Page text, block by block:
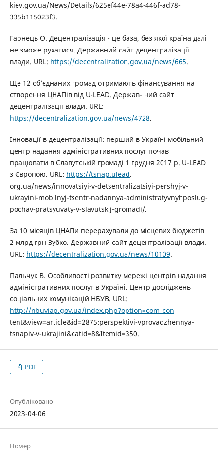
kiev.gov.ua/News/Details/625ef44e-78a4-446f-ad78-
335b115023f3.
Гарнець О. Децентралізація - це база, без якої країна далі
не зможе рухатися. Державний сайт децентралізації
влади. URL: https://decentralization.gov.ua/news/665.
Ще 12 об’єднаних громад отримають фінансування на
створення ЦНАПів від U-LEAD. Держав- ний сайт
децентралізації влади. URL:
https://decentralization.gov.ua/news/4728.
Інновації в децентралізації: перший в Україні мобільний
центр надання адміністративних послуг почав
працювати в Славутській громаді 1 грудня 2017 р. U-LEAD
з Європою. URL: https://tsnap.ulead.
org.ua/news/innovatsiyi-v-detsentralizatsiyi-pershyj-v-
ukrayini-mobilnyj-tsentr-nadannya-administratyvnyhposlug-
pochav-pratsyuvaty-v-slavutskij-gromadi/.
За 10 місяців ЦНАПи перерахували до місцевих бюджетів
2 млрд грн Зубко. Державний сайт децентралізації влади.
URL: https://decentralization.gov.ua/news/10109.
Пальчук В. Особливості розвитку мережі центрів надання
адміністративних послуг в Україні. Центр досліджень
соціальних комунікацій НБУВ. URL:
http://nbuviap.gov.ua/index.php?option=com_con
tent&view=article&id=2875:perspektivi-vprovadzhennya-
tsnapiv-v-ukrajini&catid=8&Itemid=350.
PDF
Опубліковано
2023-04-06
Номер